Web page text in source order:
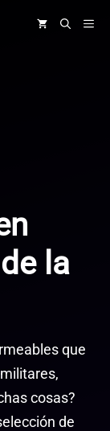
la
que
cosas?
de